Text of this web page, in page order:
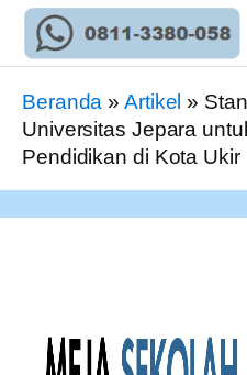
Beranda »Artikel »
Universitas Jepara
Pendidikan di Kota Ukir